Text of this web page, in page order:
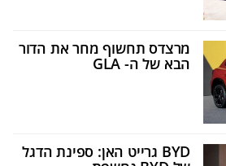
מרצדס תחשוף מחר את הדור
הבא של ה- GLA
BYD גרייט האן: ספינת הדגל